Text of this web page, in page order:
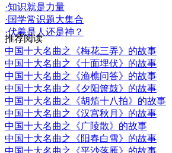
·知识就是力量
·国学常识题大集合
·伏羲是人还是神？
推荐阅读
中国十大名曲之《梅花三弄》的故事
中国十大名曲之《十面埋伏》的故事
中国十大名曲之《渔樵问答》的故事
中国十大名曲之《夕阳箫鼓》的故事
中国十大名曲之《胡笳十八拍》的故事
中国十大名曲之《汉宫秋月》的故事
中国十大名曲之《广陵散》的故事
中国十大名曲之《阳春白雪》的故事
中国十大名曲之《平沙落雁》的故事